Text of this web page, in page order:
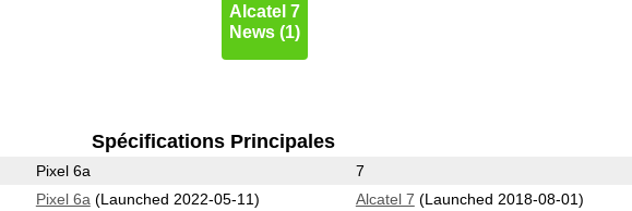
Alcatel 7
News (1)
Spécifications Principales
Pixel 6a 7
Pixel 6a (Launched 2022-05-11) Alcatel 7 (Launched 2018-08-01)